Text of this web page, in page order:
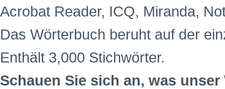
Acrobat Reader, ICQ, Miranda,
Das Wörterbuch beruht auf der
Enthält 3,000 Stichwörter.
Schauen Sie sich an, was